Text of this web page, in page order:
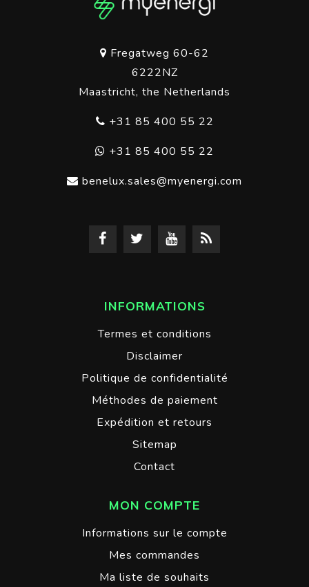
Fregatweg 60-62
6222NZ
Maastricht, the Netherlands
+31 85 400 55 22
+31 85 400 55 22
benelux.sales@myenergi.com
INFORMATIONS
Termes et conditions
Disclaimer
Politique de confidentialité
Méthodes de paiement
Expédition et retours
Sitemap
Contact
MON COMPTE
Informations sur le compte
Mes commandes
Ma liste de souhaits